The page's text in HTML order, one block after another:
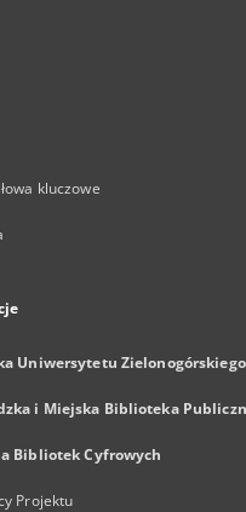
kluczowe
Uniwersytetu Zielonogórskiego
i Miejska Biblioteka
Bibliotek Cyfrowych
Projektu